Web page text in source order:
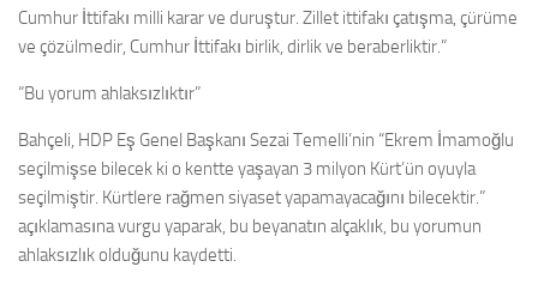
Cumhur İttifakı milli karar ve duruştur. Zillet ittifakı çatışma, çürüme
ve çözülmedir, Cumhur İttifakı birlik, dirlik ve beraberliktir.”
“Bu yorum ahlaksızlıktır”
Bahçeli, HDP Eş Genel Başkanı Sezai Temelli’nin “Ekrem İmamoğlu
seçilmişse bilecek ki o kentte yaşayan 3 milyon Kürt’ün oyuyla
seçilmiştir. Kürtlere rağmen siyaset yapamayacağını bilecektir.”
açıklamasına vurgu yaparak, bu beyanatın alçaklık, bu yorumun
ahlaksızlık olduğunu kaydetti.